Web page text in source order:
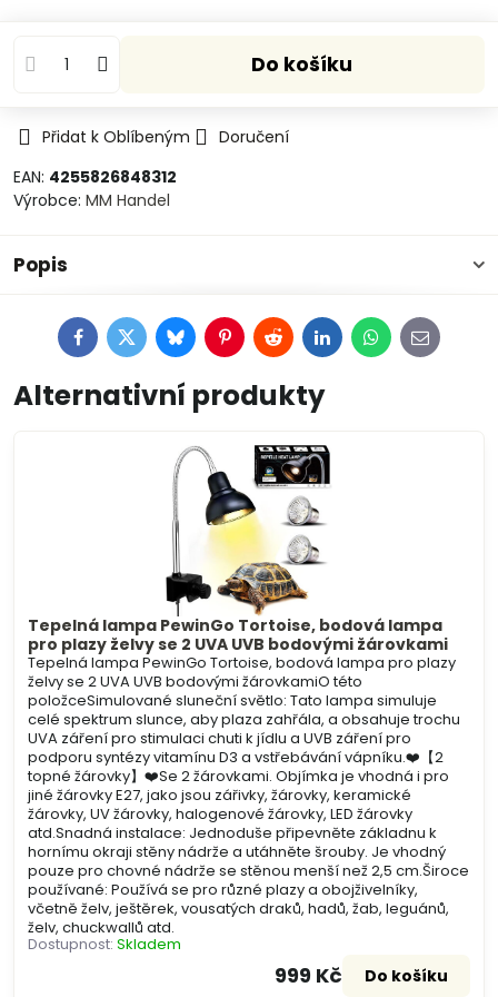
Do košíku
Přidat k Oblíbeným
Doručení
EAN: 4255826848312
Výrobce: MM Handel
Popis
FacebookTwitterBlueskyPinterestRedditLinkedInWhatsApp
E-
mail
Alternativní produkty
Tepelná lampa PewinGo Tortoise, bodová lampa
pro plazy želvy se 2 UVA UVB bodovými žárovkami
Tepelná lampa PewinGo Tortoise, bodová lampa pro plazy
želvy se 2 UVA UVB bodovými žárovkamiO této
položceSimulované sluneční světlo: Tato lampa simuluje
celé spektrum slunce, aby plaza zahřála, a obsahuje trochu
UVA záření pro stimulaci chuti k jídlu a UVB záření pro
podporu syntézy vitamínu D3 a vstřebávání vápníku.❤️【2
topné žárovky】❤️Se 2 žárovkami. Objímka je vhodná i pro
jiné žárovky E27, jako jsou zářivky, žárovky, keramické
žárovky, UV žárovky, halogenové žárovky, LED žárovky
atd.Snadná instalace: Jednoduše připevněte základnu k
hornímu okraji stěny nádrže a utáhněte šrouby. Je vhodný
pouze pro chovné nádrže se stěnou menší než 2,5 cm.Široce
používané: Používá se pro různé plazy a obojživelníky,
včetně želv, ještěrek, vousatých draků, hadů, žab, leguánů,
želv, chuckwallů atd.
Dostupnost: Skladem
999 Kč Do košíku